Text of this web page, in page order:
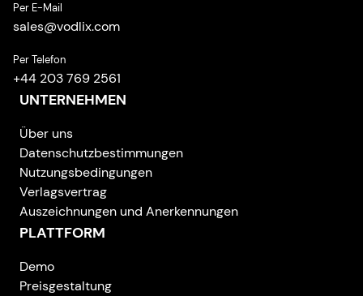
Per E-Mail
sales@vodlix.com
Per Telefon
+44 203 769 2561
UNTERNEHMEN
Über uns
Datenschutzbestimmungen
Nutzungsbedingungen
Verlagsvertrag
Auszeichnungen und Anerkennungen
PLATTFORM
Demo
Preisgestaltung